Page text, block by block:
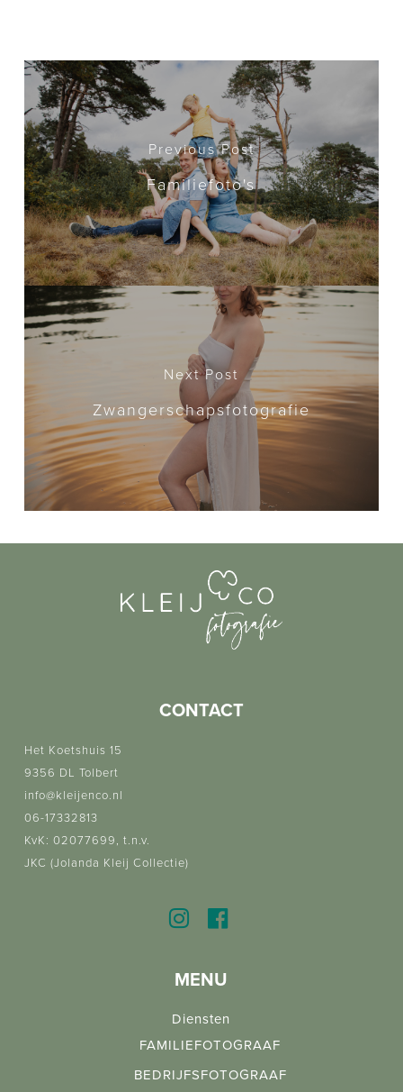
Previous Post
Familiefoto's
Next Post
Zwangerschapsfotografie
CONTACT
Het Koetshuis 15
9356 DL Tolbert
info@kleijenco.nl
06-17332813
KvK: 02077699, t.n.v.
JKC (Jolanda Kleij Collectie)
MENU
Diensten
FAMILIEFOTOGRAAF
BEDRIJFSFOTOGRAAF